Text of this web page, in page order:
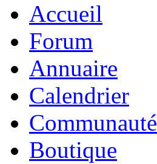
Accueil
Forum
Annuaire
Calendrier
Communauté
Boutique